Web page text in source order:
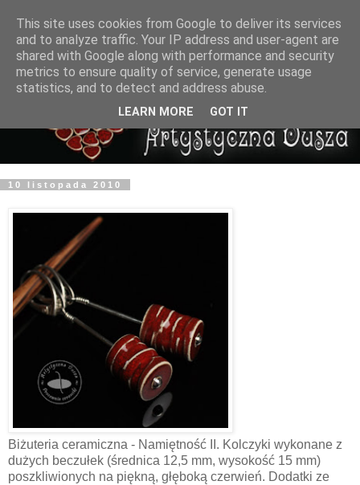
10 listopada 2010
Biżuteria ceramiczna - Namiętność II. Kolczyki wykonane z
dużych beczułek (średnica 12,5 mm, wysokość 15 mm)
poszkliwionych na piękną, głęboką czerwień. Dodatki ze
This site uses cookies from Google to deliver its services
and to analyze traffic. Your IP address and user-agent are
shared with Google along with performance and security
metrics to ensure quality of service, generate usage
statistics, and to detect and address abuse.
LEARN MORE GOT IT